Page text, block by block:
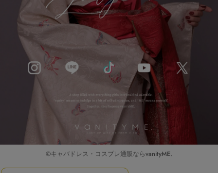
©キャバドレス・コスプレ通販ならvanityME.